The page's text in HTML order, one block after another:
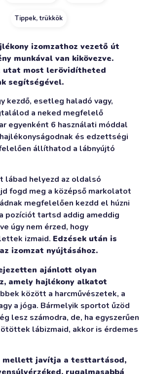
Tippek, trükkök
izomzathoz vezető út
munkával van kikövezve.
utat most lerövidítheted
segítségével.
kezdő, esetleg haladó vagy,
a neked megfelelő
egyenként 6 használati móddal
és edzettségi
állíthatod a lábnyújtó
lábad helyezd az oldalsó
fogd meg a középső markolatot
megfelelően kezdd el húzni
pozíciót tartsd addig ameddig
úgy nem érzed, hogy
izmaid. Edzések után is
izomzat nyújtásához.
ajánlott olyan
amely hajlékony alkatot
között a harcművészetek, a
a jóga. Bármelyik sportot űzöd
lesz számodra, de, ha egyszerűen
lábizmaid, akkor is érdemes
mellett javítja a testtartásod,